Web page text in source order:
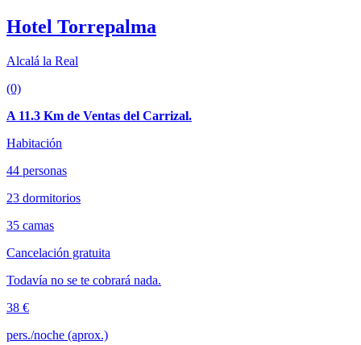
Hotel Torrepalma
Alcalá la Real
(0)
A 11.3 Km de Ventas del Carrizal.
Habitación
44 personas
23 dormitorios
35 camas
Cancelación gratuita
Todavía no se te cobrará nada.
38 €
pers./noche (aprox.)